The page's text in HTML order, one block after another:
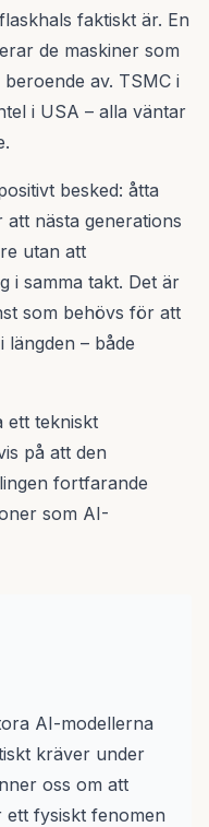
faktiskt är. En
de maskiner som
av. TSMC i
i USA – alla väntar
besked: åtta
nästa generations
utan att
i samma takt. Det är
som behövs för att
– både
ett tekniskt
på att den
fortfarande
som AI-
AI-modellerna
kräver under
oss om att
ett fysiskt fenomen